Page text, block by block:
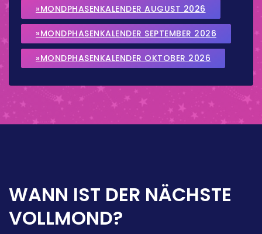
»MONDPHASENKALENDER AUGUST 2026
»MONDPHASENKALENDER SEPTEMBER 2026
»MONDPHASENKALENDER OKTOBER 2026
WANN IST DER NÄCHSTE
VOLLMOND?